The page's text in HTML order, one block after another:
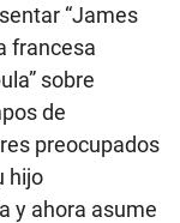
“James
francesa
sobre
de
preocupados
hijo
y ahora asume